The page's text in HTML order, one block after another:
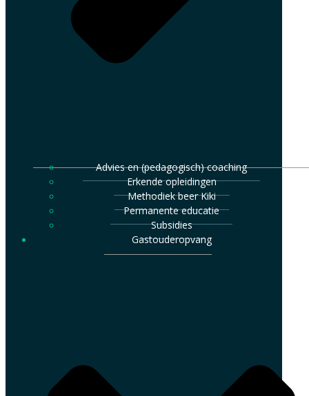
Advies en (pedagogisch) coaching
Erkende opleidingen
Methodiek beer Kiki
Permanente educatie
Subsidies
Gastouderopvang